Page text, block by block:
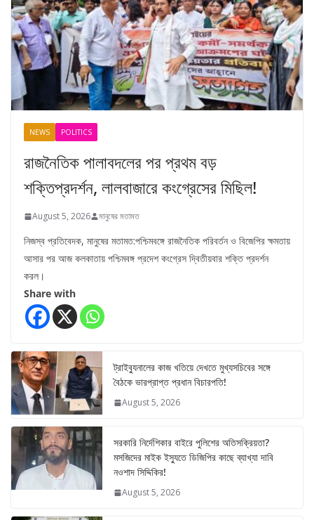
NEWS POLITICS
রাজনৈতিক পালাবদলের পর প্রথম বড়
শক্তিপ্রদর্শন, লালবাজারে কংগ্রেসের মিছিল!
August 5, 2026 মানুষের মতামত
নিজস্ব প্রতিবেদক, মানুষের মতামত:পশ্চিমবঙ্গে রাজনৈতিক পরিবর্তন ও বিজেপির ক্ষমতায়
আসার পর আজ কলকাতায় পশ্চিমবঙ্গ প্রদেশ কংগ্রেস দ্বিতীয়বার শক্তি প্রদর্শন
করল।
Share with
ট্রাইব্যুনালের কাজ খতিয়ে দেখতে মুখ্যসচিবের সঙ্গে
বৈঠকে ভারপ্রাপ্ত প্রধান বিচারপতি!
August 5, 2026
সরকারি নির্দেশিকার বাইরে পুলিশের অতিসক্রিয়তা?
মসজিদের মাইক ইস্যুতে ডিজিপির কাছে ব্যাখ্যা দাবি
নওশাদ সিদ্দিকির!
August 5, 2026